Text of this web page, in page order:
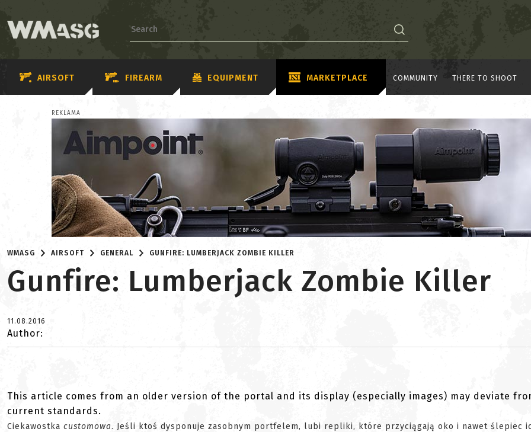
AIRSOFT FIREARM EQUIPMENT MARKETPLACE COMMUNITY THERE TO SHOOT
REKLAMA
WMASG AIRSOFT GENERAL GUNFIRE: LUMBERJACK ZOMBIE KILLER
Gunfire: Lumberjack Zombie Killer
11.08.2016
Author:
This article comes from an older version of the portal and its display (especially images) may deviate
current standards.
Ciekawostka customowa. Jeśli ktoś dysponuje zasobnym portfelem, lubi repliki, które przyciągają oko i nawet ślepiec